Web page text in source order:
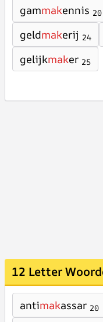
gammakennis 20
geldmakerij 24
gelijkmaker 25
12 Letter
antimakassar 20